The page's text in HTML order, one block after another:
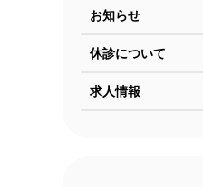
お知らせ
休診について
求人情報